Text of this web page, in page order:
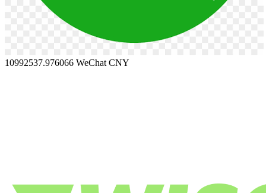
10992537.976066 WeChat CNY